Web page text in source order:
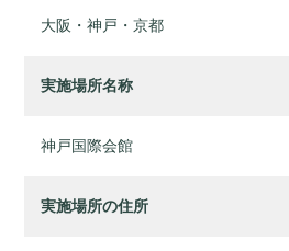
大阪・神戸・京都
実施場所名称
神戸国際会館
実施場所の住所